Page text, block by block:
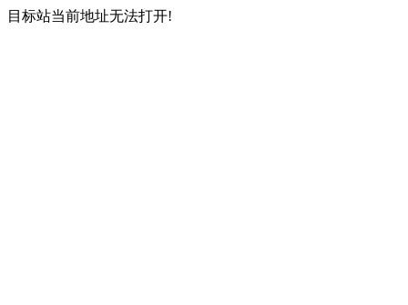
目标站当前地址无法打开!